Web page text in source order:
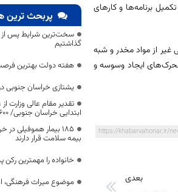
برنامه‌ها و کارهای
غیر از مواد مخدر و شبه
ایجاد وسوسه و
https://khabarvahonar.ir/
بعدی
پربحث ترین
سخت‌ترین شرایط پس از
گذاشتیم
هفته دولت بهترین
یشتازی خراسان جنوبی
تقدیر مقام عالی وزارت
ابتدایی خراسان جنوبی/ ۴۶۰۰ دانش‌آموز زیر چتر «طرح حامی»
۱۸۵ بیمار
بیمه سلامت قرار دارند
خانواده را مهمترین
موضوع میراث